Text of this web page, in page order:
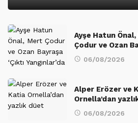
Ayşe Hatun
Çodur ve Ozan
06/08/2026
Alper Erözer ve
Ornella’dan
06/08/2026